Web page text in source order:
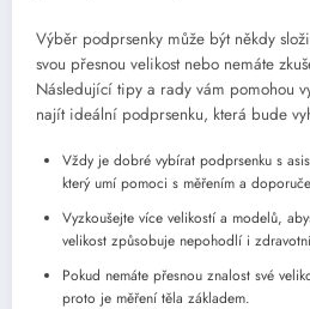
Výběr podprsenky může být někdy
svou přesnou velikost nebo nemáte
Následující tipy a rady vám pomohou
najít ideální podprsenku, která bude
Vždy je dobré vybírat podprsenku s
který umí pomoci s měřením a
Vyzkoušejte více velikostí a modelů,
velikost způsobuje nepohodlí i
Pokud nemáte přesnou znalost své
proto je měření těla základem.